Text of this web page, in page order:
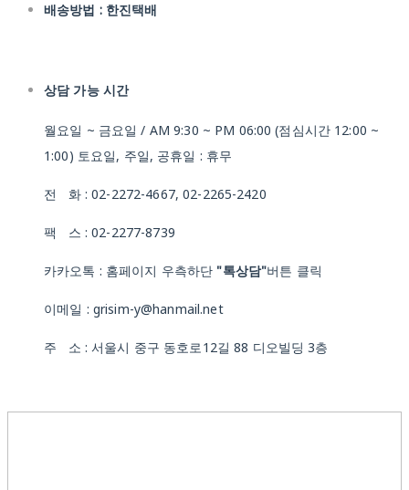
배송방법 : 한진택배
상담 가능 시간
월요일 ~ 금요일 / AM 9:30 ~ PM 06:00 (점심시간 12:00 ~
1:00) 토요일, 주일, 공휴일 : 휴무
전 화 : 02-2272-4667, 02-2265-2420
팩 스 : 02-2277-8739
카카오톡 : 홈페이지 우측하단 "톡상담"버튼 클릭
이메일 : grisim-y@hanmail.net
주 소 : 서울시 중구 동호로12길 88 디오빌딩 3층